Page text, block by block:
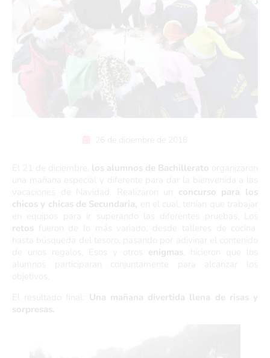
26 de diciembre de 2018
El 21 de diciembre, los alumnos de Bachillerato organizaron
una mañana especial y diferente para dar la bienvenida a las
vacaciones de Navidad. Realizaron un concurso para los
chicos y chicas de Secundaria, en el cual, tenían que trabajar
en equipos para ir superando las diferentes pruebas. Los
retos fueron de lo más variado, desde talleres de cocina
hasta búsqueda del tesoro, pasando por adivinar el contenido
de unos regalos. Esos y otros enigmas , hicieron que los
alumnos participaran conjuntamente para alcanzar los
objetivos.
El resultado final:
Una mañana divertida llena de risas y
sorpresas.